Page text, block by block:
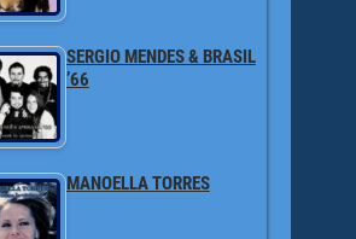
SERGIO MENDES & BRASIL
’66
MANOELLA TORRES